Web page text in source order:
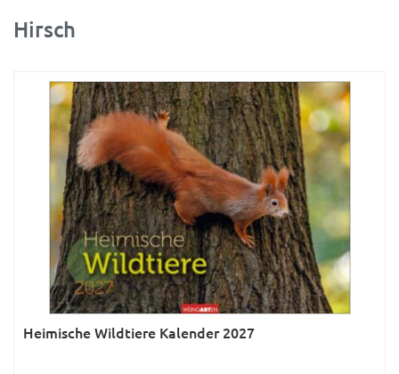
Planung & Organisation
Rätsel
Reise
Sport
Sprachkalender
Sternzeichen & Mond
Verkehr & Technik
Was ist was
Was ist was; Städte
Hirsch
Heimische Wildtiere Kalender 2027